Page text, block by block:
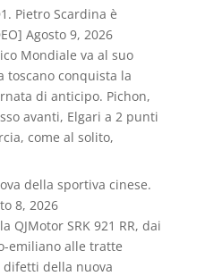
Pietro Scardina è
Agosto 9, 2026
Mondiale va al suo
toscano conquista la
di anticipo. Pichon,
avanti, Elgari a 2 punti
come al solito,
della sportiva cinese.
8, 2026
QJMotor SRK 921 RR, dai
emiliano alle tratte
della nuova